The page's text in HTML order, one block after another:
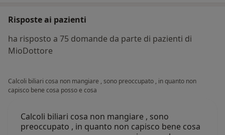
Risposte ai pazienti
ha risposto a 75 domande da parte di pazienti di
MioDottore
Calcoli biliari cosa non mangiare , sono preoccupato , in quanto non
capisco bene cosa posso e cosa
Calcoli biliari cosa non mangiare , sono
preoccupato , in quanto non capisco bene cosa